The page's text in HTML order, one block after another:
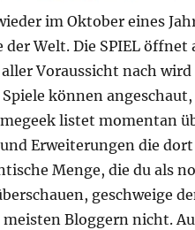
im Oktober eines
der Welt. Die SPIEL öffnet
Voraussicht nach wird
können
listet momentan
Erweiterungen die
Menge, die du als
geschweige
Bloggern nicht.